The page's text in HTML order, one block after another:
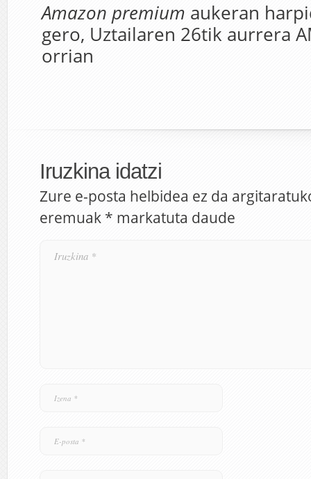
Amazon premium aukeran
gero, Uztailaren 26tik aurrera
orrian
Iruzkina idatzi
Zure e-posta helbidea ez da
eremuak * markatuta daude